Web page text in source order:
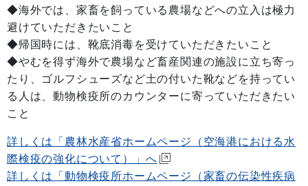
◆海外では、家畜を飼っている農場などへの立入は極力
避けていただきたいこと
◆帰国時には、靴底消毒を受けていただきたいこと
◆やむを得ず海外で農場など畜産関連の施設に立ち寄っ
たり、ゴルフシューズなど土の付いた靴などを持ってい
る人は、動物検疫所のカウンターに寄っていただきたい
こと
詳しくは「農林水産省ホームページ（空海港における水
際検疫の強化について）」へ
詳しくは「動物検疫所ホームページ（家畜の伝染性疾病